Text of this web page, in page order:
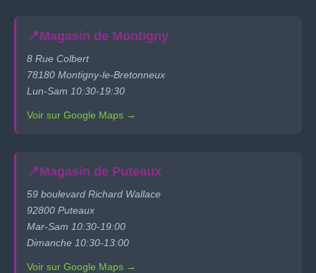
📍Magasin de Montigny
8 Rue Colbert
78180 Montigny-le-Bretonneux
Lun-Sam 10:30-19:30
Voir sur Google Maps →
📍Magasin de Puteaux
59 boulevard Richard Wallace
92800 Puteaux
Mar-Sam 10:30-19:00
Dimanche 10:30-13:00
Voir sur Google Maps →